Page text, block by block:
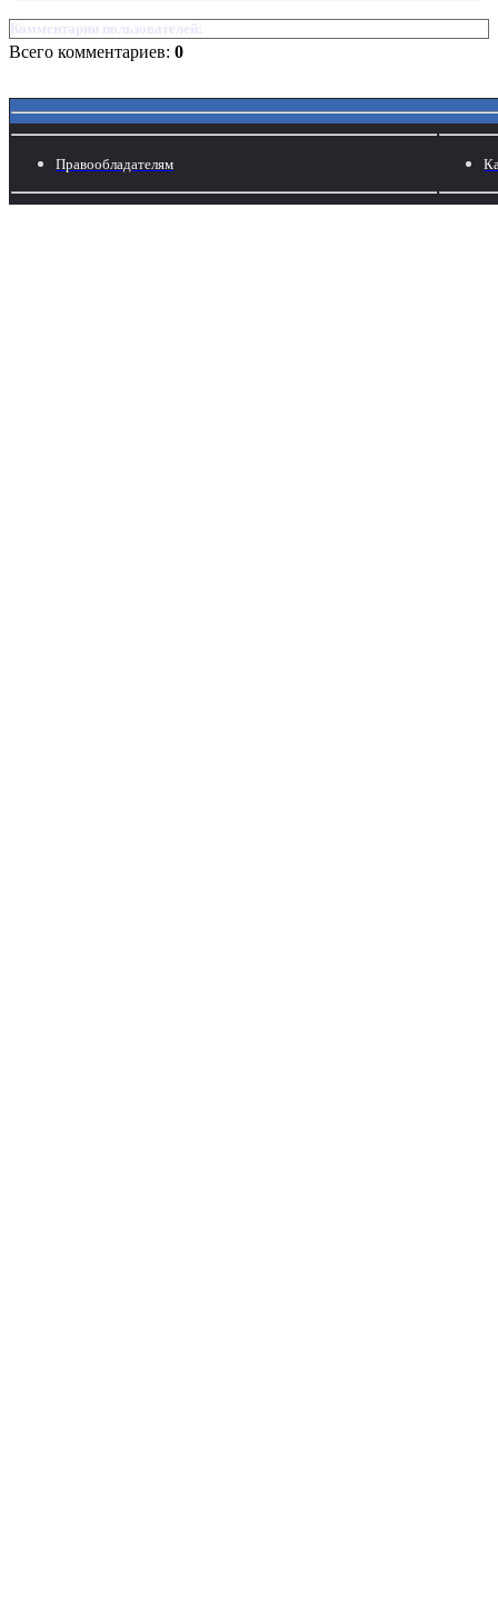
Комментарии пользователей:
Всего комментариев: 0
Правообладателям